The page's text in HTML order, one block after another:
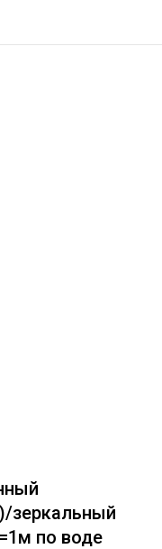
зеркальный
по воде